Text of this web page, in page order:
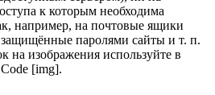
к которым необходима
например, на почтовые ящики
паролями сайты и т. п.
на изображения используйте в
[img].